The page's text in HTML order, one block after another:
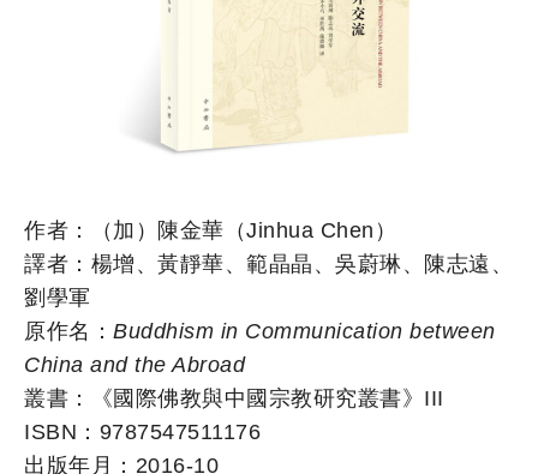
作者：（加）陳金華（Jinhua Chen）
譯者：楊增、黃靜華、範晶晶、吳蔚琳、陳志遠、
劉學軍
原作名： Buddhism in Communication between
China and the Abroad
叢書：《國際佛教與中國宗教研究叢書》III
ISBN：9787547511176
出版年月：2016-10